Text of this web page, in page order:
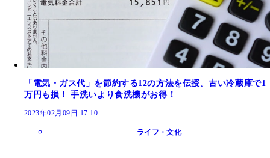
「電気・ガス代」を節約する12の方法を伝授。古い冷蔵庫で1
万円も損！ 手洗いより食洗機がお得！
2023年02月09日 17:10
ライフ・文化